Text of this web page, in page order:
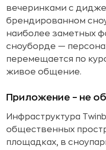
вечеринками с
брендированном
наиболее заметных
сноуборде —
перемещается по
живое общение.
Приложение – не
Инфраструктура
общественных
площадках, в